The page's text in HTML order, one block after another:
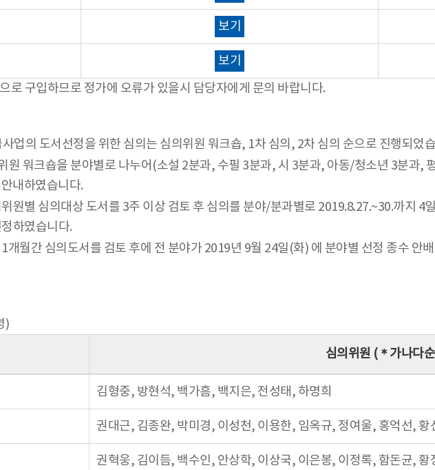
보기
보기
로 구입하므로 정가에 오류가 있을시 담당자에게 문의 바랍니다.
업의 도서선정을 위한 심의는 심의위원 워크숍, 1차 심의, 2차 심의 순으로 진행되었
원 워크숍을 분야별로 나누어(소설 2분과, 수필 3분과, 시 3분과, 아동/청소년 3분과,
내하였습니다.
원별 심의대상 도서를 3주 이상 검토 후 심의를 분야/분과별로 2019.8.27.~30.까지 4
하였습니다.
개월간 심의도서를 검토 후에 전 분야가 2019년 9월 24일(화) 에 분야별 선정 종수 안
)
심의위원 (＊가나다
김형중, 방현석, 백가흠, 백지은, 전성태, 하명희
권대근, 김종완, 박미경, 이성천, 이용한, 임옥규, 정여울, 홍억선, 황
권혁웅, 김이듬, 백수인, 안상학, 이상국, 이은봉, 이정록, 함돈균, 황